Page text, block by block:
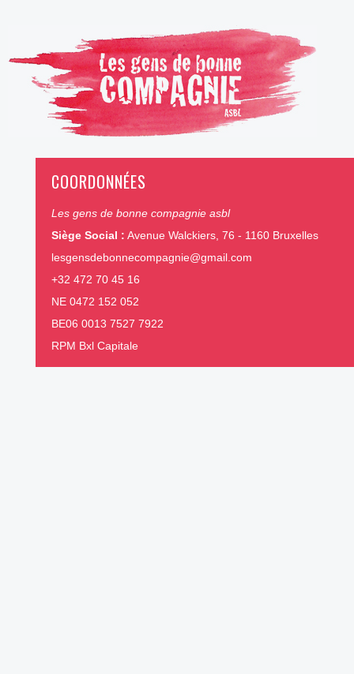
COORDONNÉES
Les gens de bonne compagnie asbl
Siège Social : Avenue Walckiers, 76 - 1160 Bruxelles
lesgensdebonnecompagnie@gmail.com
+32 472 70 45 16
NE 0472 152 052
BE06 0013 7527 7922
RPM Bxl Capitale